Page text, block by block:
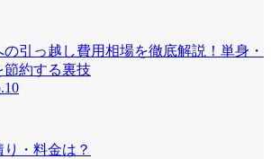
引っ越し費用相場を徹底解説！単身・
節約する裏技
・料金は？